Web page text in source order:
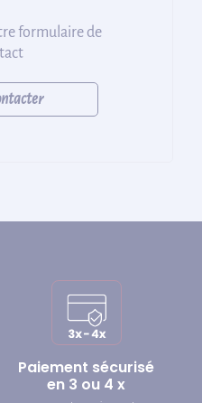
formulaire de
Paiement sécurisé
en 3 ou 4 x